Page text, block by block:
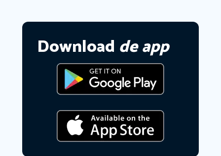
Download de app